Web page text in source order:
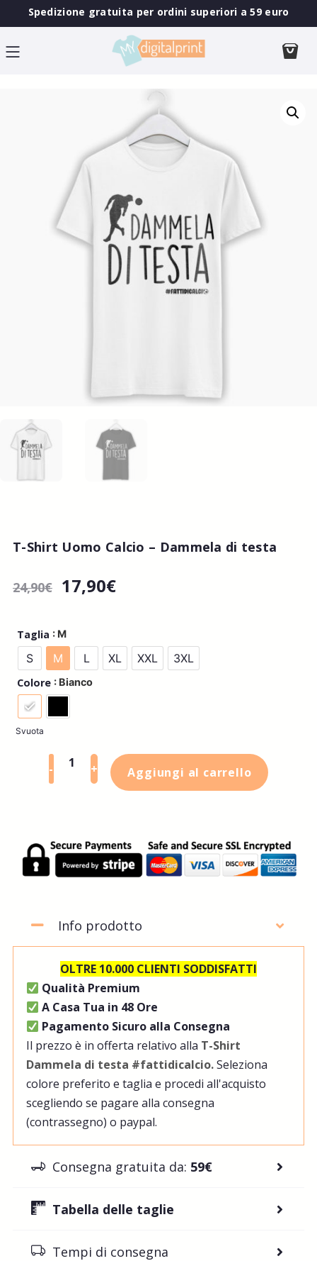
Spedizione gratuita per ordini superiori a 59 euro
T-Shirt Uomo Calcio – Dammela di testa
24,90€ 17,90€
Taglia : M
S M L XL XXL 3XL
Colore : Bianco
Svuota
- + Aggiungi al carrello
Info prodotto
OLTRE 10.000 CLIENTI SODDISFATTI
Qualità Premium
A Casa Tua in 48 Ore
Pagamento Sicuro alla Consegna
Il prezzo è in offerta relativo alla T-Shirt
Dammela di testa #fattidicalcio.Seleziona
colore preferito e taglia e procedi all'acquisto
scegliendo se pagare alla consegna
(contrassegno) o paypal.
Consegna gratuita da: 59€
Tabella delle taglie
Tempi di consegna